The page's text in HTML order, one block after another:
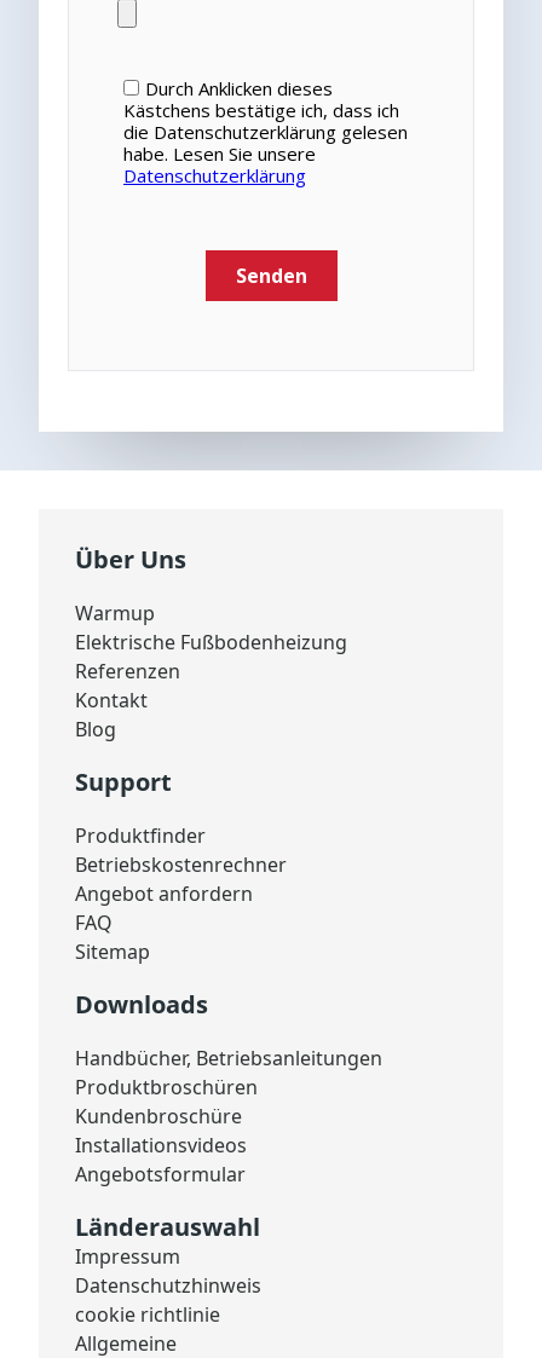
Über Uns
Warmup
Elektrische Fußbodenheizung
Referenzen
Kontakt
Blog
Support
Produktfinder
Betriebskostenrechner
Angebot anfordern
FAQ
Sitemap
Downloads
Handbücher, Betriebsanleitungen
Produktbroschüren
Kundenbroschüre
Installationsvideos
Angebotsformular
Länderauswahl
Impressum
Datenschutzhinweis
cookie richtlinie
Allgemeine